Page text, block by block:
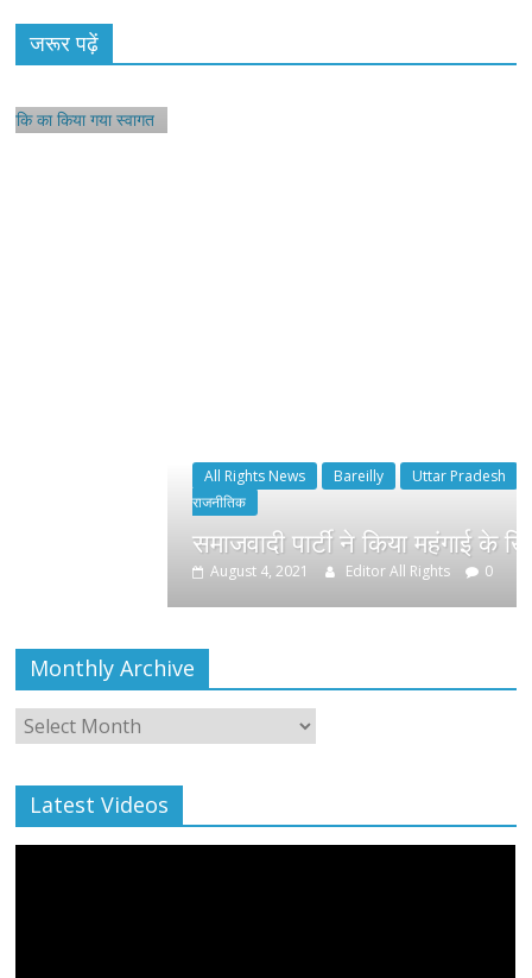
जरूर पढ़ें
Bareilly Uttar Pradesh राजनीति
हॉट
समाजवादी पार्टी ने किया महंगाई के खिलाफ प्रदर्शन
Editor All Rights 0
Monthly Archive
Monthly
Archive
Latest Videos